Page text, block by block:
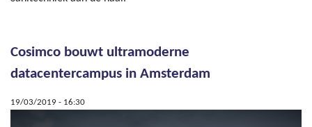
Cosimco bouwt ultramoderne
datacentercampus in Amsterdam
19/03/2019 - 16:30